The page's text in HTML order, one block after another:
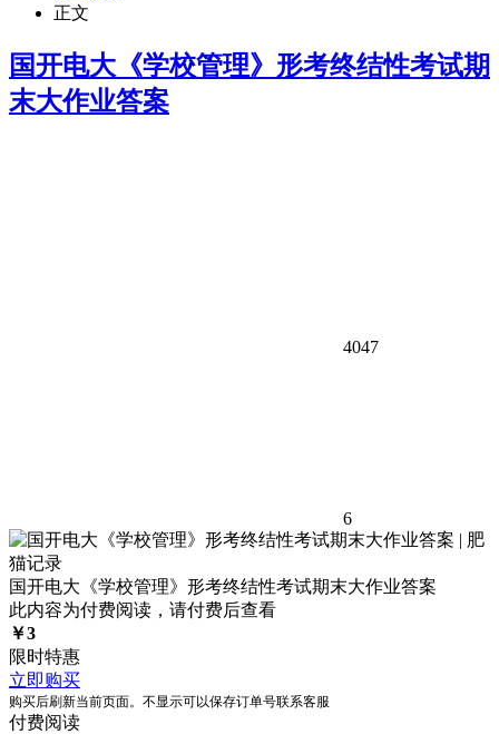
正文
国开电大《学校管理》形考终结性考试期
末大作业答案
4047
6
国开电大《学校管理》形考终结性考试期末大作业答案
此内容为付费阅读，请付费后查看
￥3
限时特惠
立即购买
购买后刷新当前页面。不显示可以保存订单号联系客服
付费阅读